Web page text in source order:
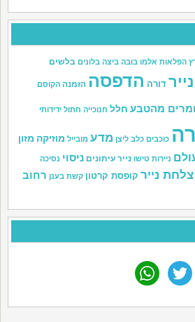
הפלאות אלמו בובה ביצה בלונים בלשים
דורה הדפסה הזמנה הקוסם
מהטבע חלל חנוכייה חתול ידידותי
כוכבים כלב ליצן מדע מובייל מוזיקה מזון
ניירות טישו נייר עיתונים ניסוי נסיכה
צלחת נייר קופסת קרטון קשת בענן רחוב